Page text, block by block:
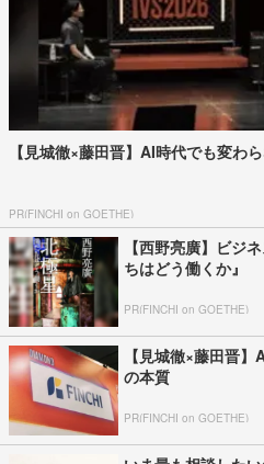
【見城徹×藤田晋】AI時代でも変わ
PR(FINCHI on GOETHE)
【西野亮廣】ビジ
ちはどう働くか』
PR(FINCHI on GOETHE)
【見城徹×藤田晋
の本質
PR(FINCHI on GOETHE)